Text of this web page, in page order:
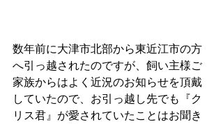
数年前に大津市北部から東近江市の方
へ引っ越されたのですが、飼い主様ご
家族からはよく近況のお知らせを頂戴
していたので、お引っ越し先でも『ク
リス君』が愛されていたことはお聞き